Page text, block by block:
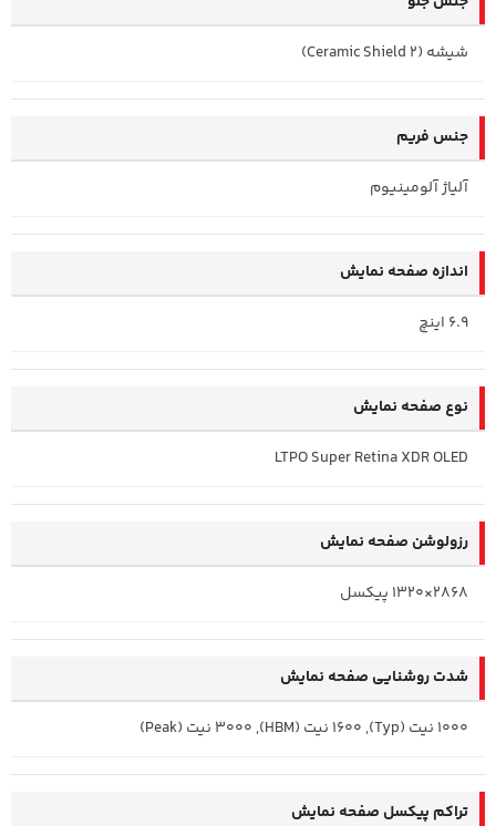
شیشه (Ceramic Shield 2)
جنس فریم
آلیاژ آلومینیوم
اندازه صفحه نمایش
6.9 اینچ
نوع صفحه نمایش
LTPO Super Retina XDR OLED
رزولوشن صفحه نمایش
2868×1320 پیکسل
شدت روشنایی صفحه نمایش
1000 نیت (Typ), 1600 نیت (HBM), 3000 نیت (Peak)
تراکم پیکسل صفحه نمایش